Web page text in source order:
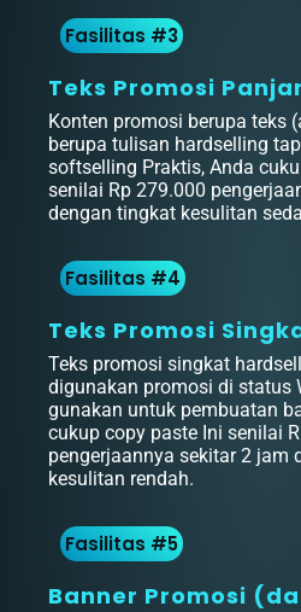
Fasilitas #3
Teks Promosi
Konten promosi berupa teks
berupa tulisan hardselling
softselling Praktis, Anda
senilai Rp 279.000
dengan tingkat kesulitan
Fasilitas #4
Teks Promosi
Teks promosi singkat
digunakan promosi di status
gunakan untuk pembuatan
cukup copy paste Ini senilai
pengerjaannya sekitar 2 jam
kesulitan rendah.
Fasilitas #5
Banner Promosi